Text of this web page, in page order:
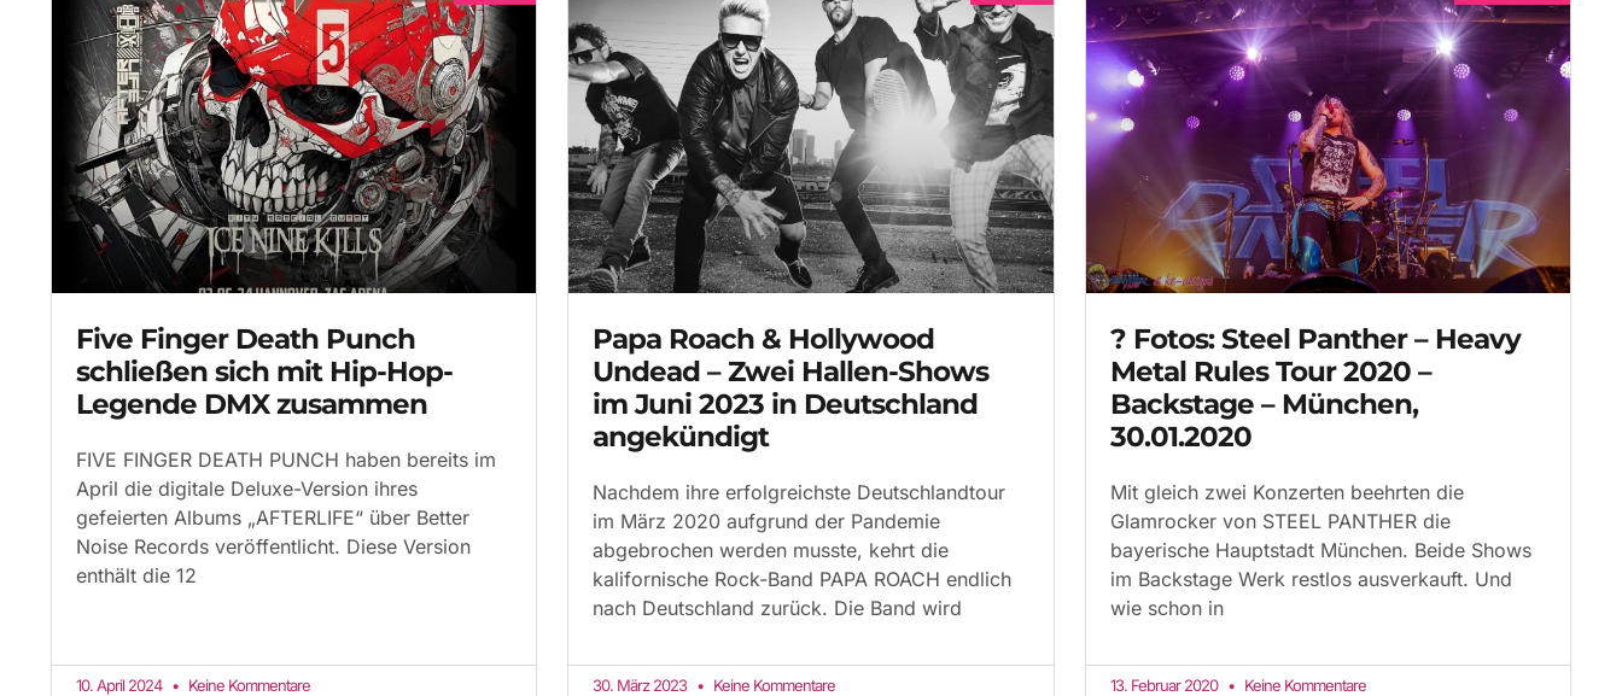
Five Finger Death Punch
schließen sich mit Hip-Hop-
Legende DMX zusammen
FIVE FINGER DEATH PUNCH haben bereits im
April die digitale Deluxe-Version ihres
gefeierten Albums „AFTERLIFE“ über Better
Noise Records veröffentlicht. Diese Version
enthält die 12
10. April 2024 Keine Kommentare
Papa Roach & Hollywood
Undead – Zwei Hallen-Shows
im Juni 2023 in Deutschland
angekündigt
Nachdem ihre erfolgreichste Deutschlandtour
im März 2020 aufgrund der Pandemie
abgebrochen werden musste, kehrt die
kalifornische Rock-Band PAPA ROACH endlich
nach Deutschland zurück. Die Band wird
30. März 2023 Keine Kommentare
? Fotos: Steel Panther – Heavy
Metal Rules Tour 2020 –
Backstage – München,
30.01.2020
Mit gleich zwei Konzerten beehrten die
Glamrocker von STEEL PANTHER die
bayerische Hauptstadt München. Beide Shows
im Backstage Werk restlos ausverkauft. Und
wie schon in
13. Februar 2020 Keine Kommentare